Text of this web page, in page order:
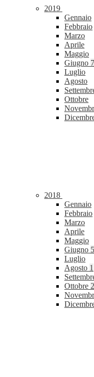
2019
Gennaio
Febbraio
Marzo
Aprile
Maggio
Giugno 7
Luglio
Agosto
Ottobre
2018
Gennaio
Febbraio
Marzo
Aprile
Maggio
Giugno 5
Luglio
Agosto 1
Ottobre 2